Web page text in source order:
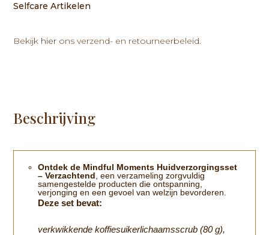
Selfcare Artikelen
Bekijk hier ons verzend- en retourneerbeleid.
Beschrijving
Ontdek de Mindful Moments Huidverzorgingsset
– Verzachtend, een verzameling zorgvuldig
samengestelde producten die ontspanning,
verjonging en een gevoel van welzijn bevorderen.
Deze set bevat:
verkwikkende koffiesuikerlichaamsscrub (80 g),